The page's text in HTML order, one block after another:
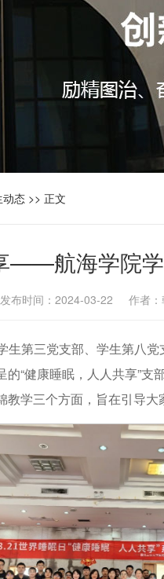
动态 >> 正文
——航海学院
发布时间：2024-03-22 作者：
第三党支部、学生第八
“健康睡眠，人人共享”
学三个方面，旨在引导大